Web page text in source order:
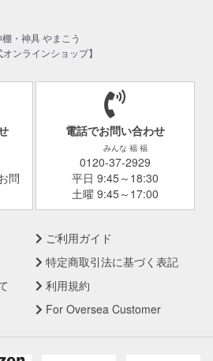
・神具 やまこう
オンラインショップ】
問
電話でお問い合わせ
みんな 福 福
0120-37-2929
平日 9:45～18:30
土曜 9:45～17:00
ご利用ガイド
特定商取引法に基づく表記
利用規約
For Oversea Customer